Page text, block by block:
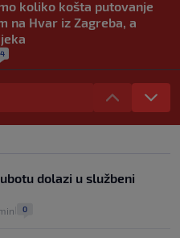
koliko košta putovanje
na Hvar iz Zagreba, a
na more, a zaboravila
iskaznicu". Kakva su prava
mjesta prebivališta?
15 dana ukine mjere: "Ne bi
Vlada se zaljubila u te
dolazi u službeni
0